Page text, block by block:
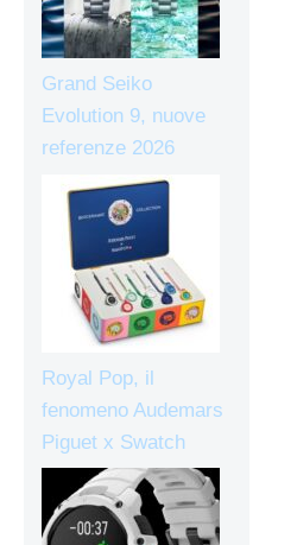
Grand Seiko
Evolution 9, nuove
referenze 2026
Royal Pop, il
fenomeno Audemars
Piguet x Swatch